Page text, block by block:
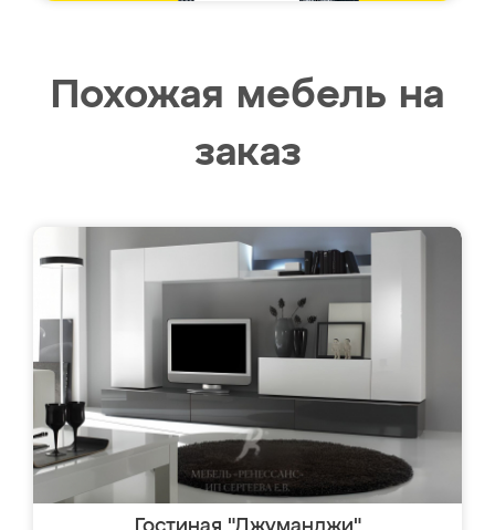
Похожая мебель на
заказ